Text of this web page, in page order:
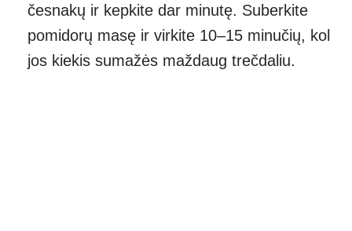
česnakų ir kepkite dar minutę. Suberkite
pomidorų masę ir virkite 10–15 minučių, kol
jos kiekis sumažės maždaug trečdaliu.